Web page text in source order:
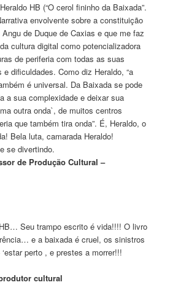
HB (“O cerol fininho da Baixada”.
envolvente sobre a constituição
de Duque de Caxias e que me faz
cultura digital como potencializadora
de periferia com todas as suas
dificuldades. Como diz Heraldo, “a
é universal. Da Baixada se pode
a sua complexidade e deixar sua
outra onda`, de muitos centros
que também tira onda”. É, Heraldo, o
Bela luta, camarada Heraldo!
se divertindo.
de Produção Cultural –
Seu trampo escrito é vida!!!! O livro
e a baixada é cruel, os sinistros
perto , e prestes a morrer!!!
cultural